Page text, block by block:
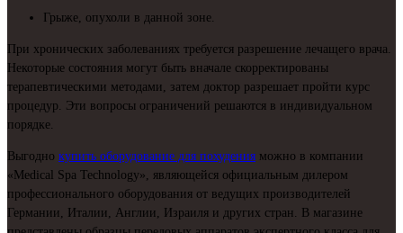
Грыже, опухоли в данной зоне.
При хронических заболеваниях требуется разрешение лечащего врача.
Некоторые состояния могут быть вначале скорректированы
терапевтическими методами, затем доктор разрешает пройти курс
процедур. Эти вопросы ограничений решаются в индивидуальном
порядке.
Выгодно купить оборудование для похудения можно в компании
«Medical Spa Technology», являющейся официальным дилером
профессионального оборудования от ведущих производителей
Германии, Италии, Англии, Израиля и других стран. В магазине